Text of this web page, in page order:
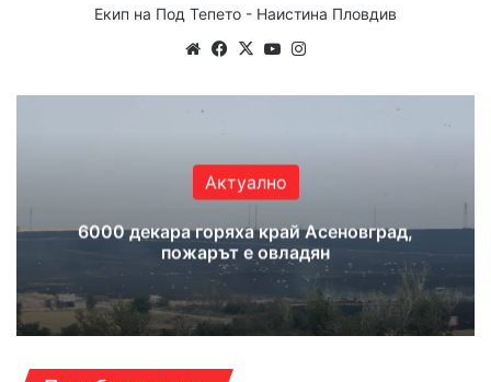
Екип на Под Тепето - Наистина Пловдив
WebsiteFacebook
X YouTube
Актуално
6000 декара горяха край Асеновград,
пожарът е овладян